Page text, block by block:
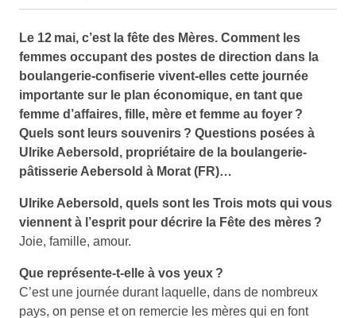
Le 12 mai, c’est la fête des Mères. Comment les
femmes occupant des postes de direction dans la
boulangerie-confiserie vivent-elles cette journée
importante sur le plan économique, en tant que
femme d’affaires, fille, mère et femme au foyer ?
Quels sont leurs souvenirs ? Questions posées à
Ulrike Aebersold, propriétaire de la boulangerie-
pâtisserie Aebersold à Morat (FR)…
Ulrike Aebersold, quels sont les Trois mots qui vous
viennent à l’esprit pour décrire la Fête des mères ?
Joie, famille, amour.
Que représente-t-elle à vos yeux ?
C’est une journée durant laquelle, dans de nombreux
pays, on pense et on remercie les mères qui en font